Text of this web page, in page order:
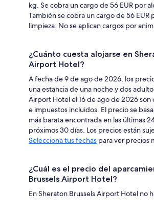
kg. Se cobra un cargo de 56 EUR por
También se cobra un cargo de 56 EUR
limpieza. No se aplican cargos por
¿Cuánto cuesta alojarse en
Airport Hotel?
A fecha de 9 de ago de 2026, los
una estancia de una noche y dos
Airport Hotel el 16 de ago de 2026 son
e impuestos incluidos. El precio se
más barata encontrada en las últimas
próximos 30 días. Los precios están
Selecciona tus fechas para ver precios
¿Cuál es el precio del
Brussels Airport Hotel?
En Sheraton Brussels Airport Hotel no